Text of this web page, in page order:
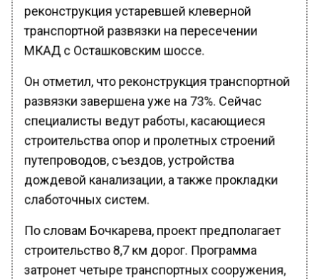
реконструкция устаревшей клеверной
транспортной развязки на пересечении
МКАД с Осташковским шоссе.
Он отметил, что реконструкция транспортной
развязки завершена уже на 73%. Сейчас
специалисты ведут работы, касающиеся
строительства опор и пролетных строений
путепроводов, съездов, устройства
дождевой канализации, а также прокладки
слаботочных систем.
По словам Бочкарева, проект предполагает
строительство 8,7 км дорог. Программа
затронет четыре транспортных сооружения,